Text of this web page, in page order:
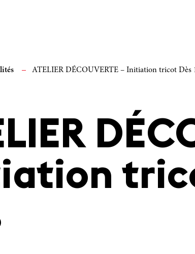
ATELIER DÉCOUVERTE – Initiation tricot Dès